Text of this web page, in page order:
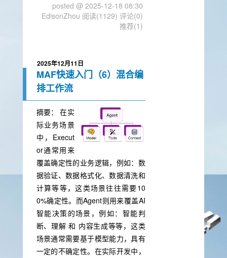
posted @ 2025-12-18 08:30
EdisonZhou 阅读(1129) 评论(0)
推荐(1)
2025年12月11日
MAF快速入门（6）混合编
排工作流
摘要：在实
际业务场景
中，Execut
or通常用来
覆盖确定性的业务逻辑，例如：数
据验证、数据格式化、数据清洗和
计算等等，这类场景往往需要10
0%确定性。而Agent则用来覆盖AI
智能决策的场景，例如：智能判
断、理解 和 内容生成等等，这类
场景通常需要基于模型能力，具有
一定的不确定性。在实际开发中，